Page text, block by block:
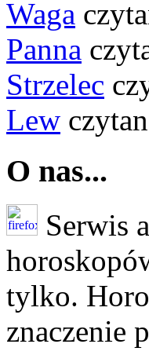
Waga
Panna
Strzelec
Lew
O nas...
Serwis
tylko.
znaczenie